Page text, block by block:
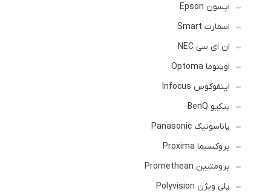
اپسون Epson
اسمارت Smart
ان ای سی NEC
اوپتوما Optoma
اینفوکوس Infocus
بنکیو BenQ
پاناسونیک Panasonic
پروکسیما Proxima
پرومتیین Promethean
پلی ویژن Polyvision